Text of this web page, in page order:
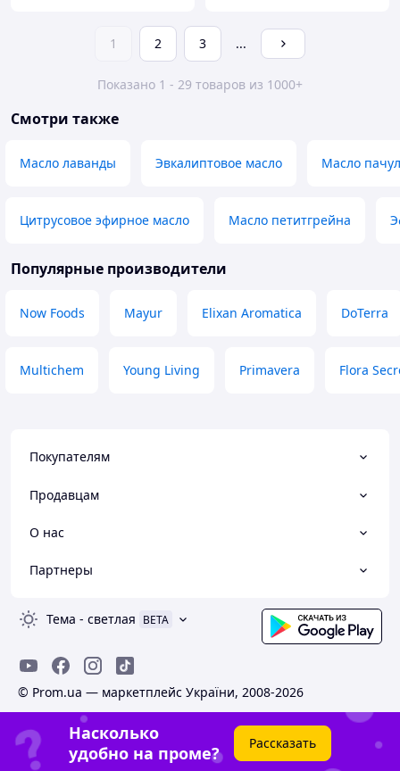
1 2 3 ...
Показано 1 - 29 товаров из 1000+
Смотри также
Масло лаванды Эвкалиптовое масло Масло
Цитрусовое эфирное масло Масло петитгрейна
Популярные производители
Now Foods Mayur Elixan Aromatica DoTerra
Multichem Young Living Primavera Flora
Покупателям
Продавцам
О нас
Партнеры
Тема - светлая BETA
© Prom.ua — маркетплейс України, 2008-2026
Насколько
удобно на проме?
Рассказать